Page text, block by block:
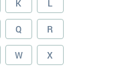
K L
Q R
W X